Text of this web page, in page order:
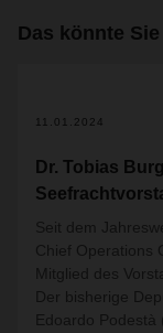
Das könnte
11.01.2024
Dr. Tobias
Seit dem
Chief Operations
Mitglied des
Der bisherige
Edoardo Podestà